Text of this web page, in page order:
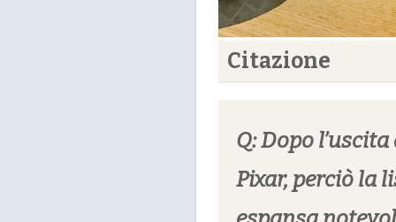
Citazione
Q: Dopo
Pixar, perciò la